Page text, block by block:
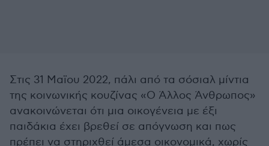
Στις 31 Μαϊου 2022, πάλι από τα σόσιαλ μίντια
της κοινωνικής κουζίνας «Ο Άλλος Άνθρωπος»
ανακοινώνεται ότι μια οικογένεια με έξι
παιδάκια έχει βρεθεί σε απόγνωση και πως
πρέπει να στηριχθεί άμεσα οικονομικά, χωρίς